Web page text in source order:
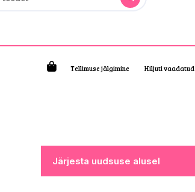
Tellimuse jälgimine Hiljuti vaadatud